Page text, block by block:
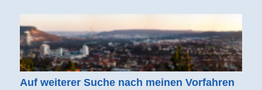
Auf weiterer Suche nach meinen Vorfahren